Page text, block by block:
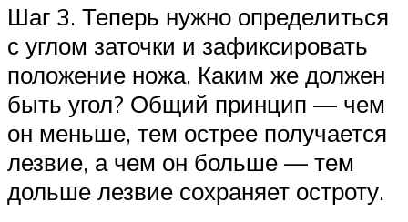
Шаг 3. Теперь нужно определиться
с углом заточки и зафиксировать
положение ножа. Каким же должен
быть угол? Общий принцип — чем
он меньше, тем острее получается
лезвие, а чем он больше — тем
дольше лезвие сохраняет остроту.